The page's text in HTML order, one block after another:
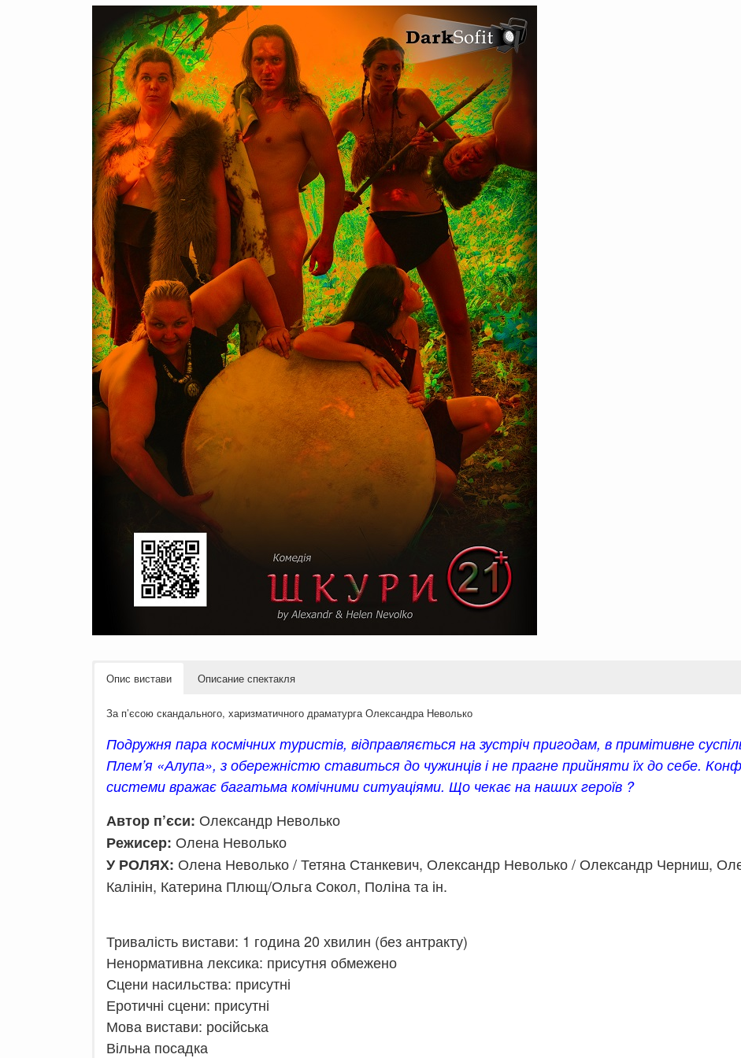
Опис вистави Описание спектакля
За п’єсою скандального, харизматичного драматурга Олександра Неволько
Подружня пара космічних туристів, відправляється на зустріч пригодам, в примітивне
Плем’я «Алупа», з обережністю ставиться до чужинців і не прагне прийняти їх до себе.
системи вражає багатьма комічними ситуаціями. Що чекає на наших героїв ?
Автор п’єси: Олександр Неволько
Режисер: Олена Неволько
У РОЛЯХ: Олена Неволько / Тетяна Станкевич, Олександр Неволько / Олександр Черниш,
Калінін, Катерина Плющ/Ольга Сокол, Поліна та ін.
Тривалість вистави: 1 година 20 хвилин (без антракту)
Ненормативна лексика: присутня обмежено
Сцени насильства: присутні
Еротичні сцени: присутні
Мова вистави: російська
Вільна посадка